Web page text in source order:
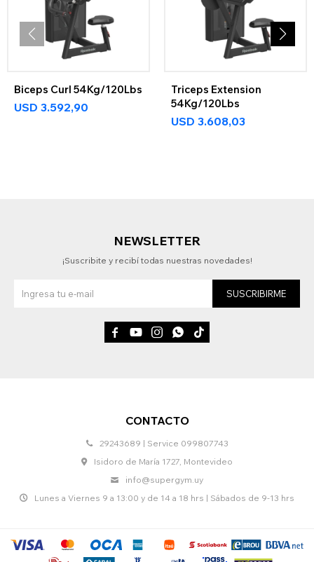
Biceps Curl 54Kg/120Lbs
USD 3.592,90
Triceps Extension
54Kg/120Lbs
USD 3.608,03
CONTACTO
29243689 | Service 099807743
Isidoro de María 1727, Montevideo
info@supergym.uy
Lunes a Viernes 9 a 13:00 y de 14 a 18 hrs | Sábados de 9-13 hrs
NEWSLETTER
¡Suscribite y recibí todas nuestras novedades!
SUSCRIBIRME
    